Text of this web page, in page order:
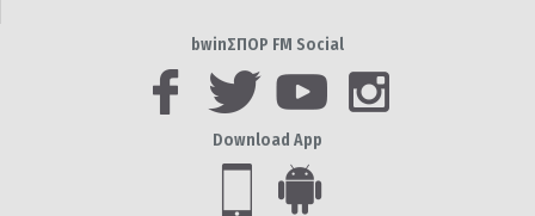
bwinΣΠΟΡ FM Social
Download App